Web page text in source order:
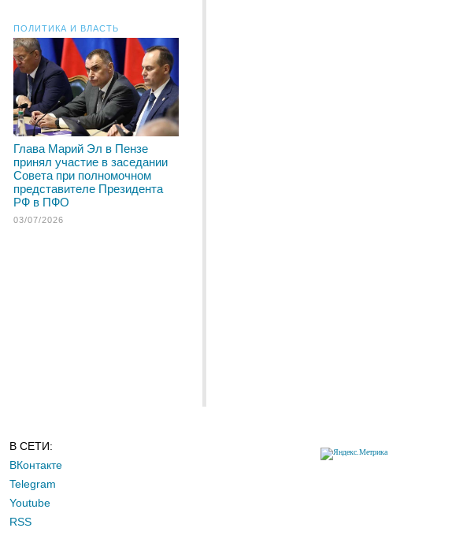
ПОЛИТИКА И ВЛАСТЬ
Глава Марий Эл в Пензе
принял участие в заседании
Совета при полномочном
представителе Президента
РФ в ПФО
03/07/2026
В СЕТИ:
ВКонтакте
Telegram
Youtube
RSS